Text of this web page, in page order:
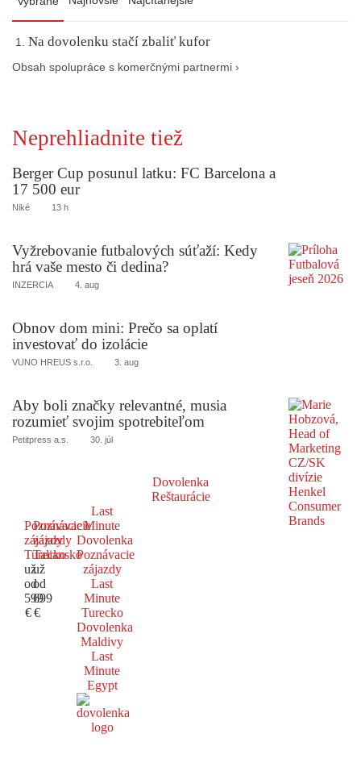
Na dovolenku stačí zbaliť kufor
Obsah spolupráce s komerčnými partnermi ›
Neprehliadnite tiež
Berger Cup posunul latku: FC Barcelona a
17 500 eur
Niké 13 h
Vyžrebovanie futbalových súťaží: Kedy
hrá vaše mesto či dedina?
INZERCIA 4. aug
Obnov dom mini: Prečo sa oplatí
investovať do izolácie
VUNO HREUS s.r.o. 3. aug
Aby boli značky relevantné, musia
rozumieť svojim spotrebiteľom
Petitpress a.s. 30. júl
Dovolenka
Reštaurácie
Poznávacie
zájazdy
Turecko
už
od
599
€
Poznávacie
zájazdy
Taliansko
už
od
699
€
Last
Minute
Dovolenka
Poznávacie
zájazdy
Last
Minute
Turecko
Dovolenka
Maldivy
Last
Minute
Egypt